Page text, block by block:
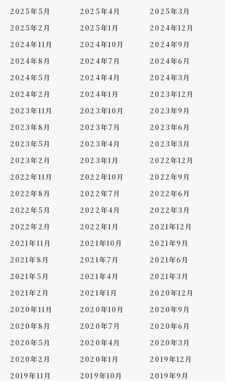
2025年5月
2025年4月
2025年3月
2025年2月
2025年1月
2024年12月
2024年11月
2024年10月
2024年9月
2024年8月
2024年7月
2024年6月
2024年5月
2024年4月
2024年3月
2024年2月
2024年1月
2023年12月
2023年11月
2023年10月
2023年9月
2023年8月
2023年7月
2023年6月
2023年5月
2023年4月
2023年3月
2023年2月
2023年1月
2022年12月
2022年11月
2022年10月
2022年9月
2022年8月
2022年7月
2022年6月
2022年5月
2022年4月
2022年3月
2022年2月
2022年1月
2021年12月
2021年11月
2021年10月
2021年9月
2021年8月
2021年7月
2021年6月
2021年5月
2021年4月
2021年3月
2021年2月
2021年1月
2020年12月
2020年11月
2020年10月
2020年9月
2020年8月
2020年7月
2020年6月
2020年5月
2020年4月
2020年3月
2020年2月
2020年1月
2019年12月
2019年11月
2019年10月
2019年9月